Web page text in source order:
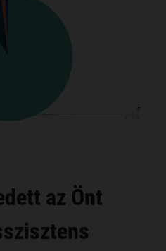
az Önt